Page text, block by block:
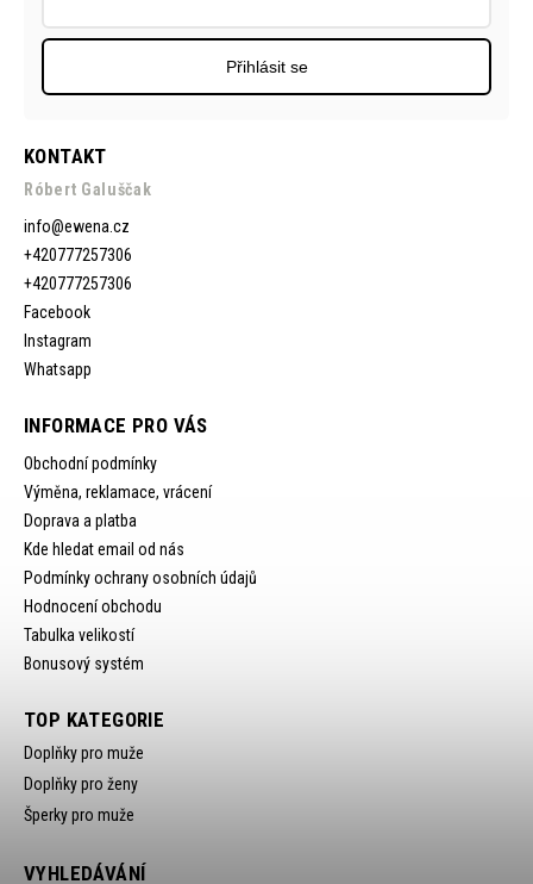
KONTAKT
Róbert Galuščak
info@ewena.cz
+420777257306
+420777257306
Facebook
Instagram
Whatsapp
INFORMACE PRO VÁS
Obchodní podmínky
Výměna, reklamace, vrácení
Doprava a platba
Kde hledat email od nás
Podmínky ochrany osobních údajů
Hodnocení obchodu
Tabulka velikostí
Bonusový systém
Přihlásit se
TOP KATEGORIE
Doplňky pro muže
Doplňky pro ženy
Šperky pro muže
VYHLEDÁVÁNÍ